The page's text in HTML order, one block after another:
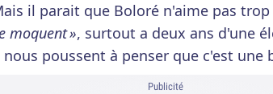
il parait que Boloré n'aime pas
moquent », surtout a deux ans d'une
poussent à penser que c'est une
Publicité